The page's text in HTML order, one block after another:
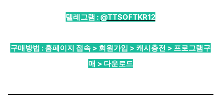
텔레그램 : @TTSOFTKR12
구매방법 : 홈페이지 접속 > 회원가입 > 캐시충전 > 프로그램구
매 > 다운로드
────────────────────────────────